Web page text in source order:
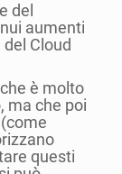
del
aumenti
Cloud
è molto
ma che poi
questi